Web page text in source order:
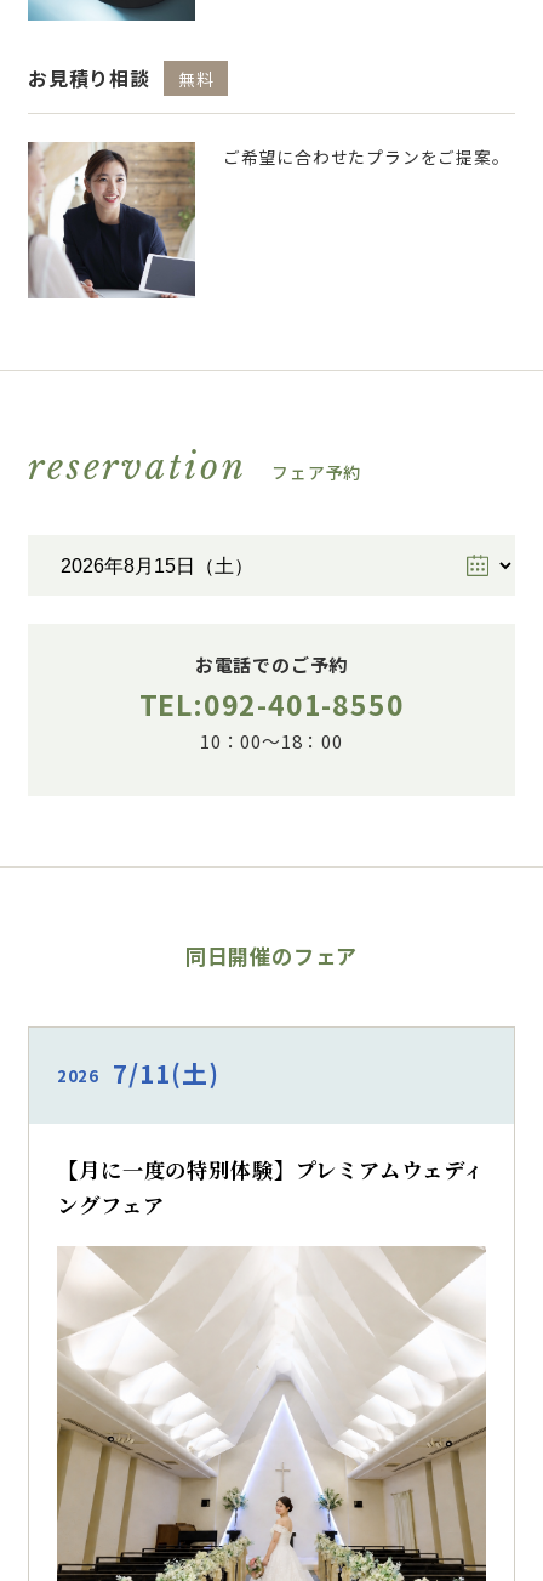
お見積り相談 無料
ご希望に合わせたプランをご提案。
reservation フェア予約
お電話でのご予約
TEL:092-401-8550
10：00～18：00
同日開催のフェア
2026 7/11(土)
【月に一度の特別体験】プレミアムウェディ
ングフェア